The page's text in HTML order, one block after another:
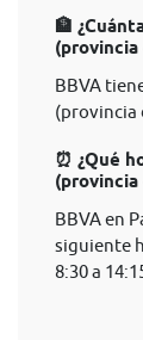
🏦
(provincia
BBVA
(provincia
⏰ ¿Qué
(provincia
BBVA en
siguiente
8:30 a